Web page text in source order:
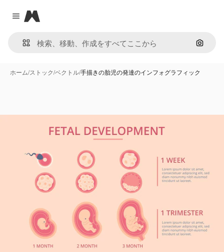
Close menu
Magnific
画像で
ホーム/ストック/ベクトル/手描きの胎児の発達のインフォグラフィック